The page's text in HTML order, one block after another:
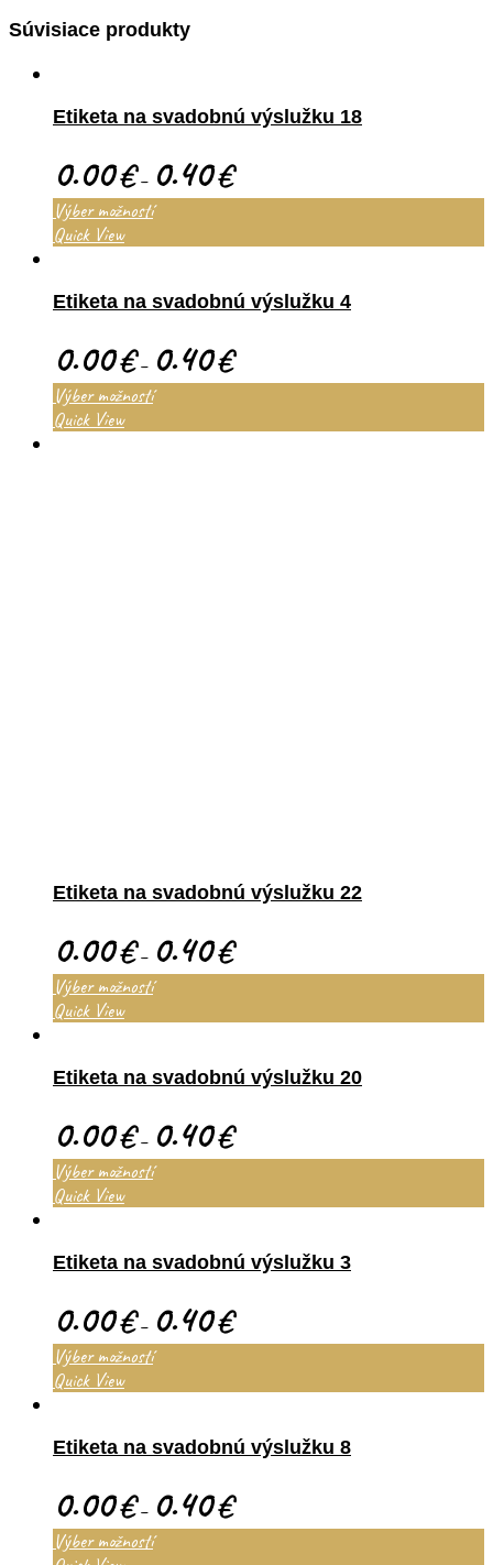
Súvisiace produkty
Etiketa na svadobnú výslužku 18
0.00€– 0.40€
Výber možností
Quick View
Etiketa na svadobnú výslužku 4
0.00€– 0.40€
Výber možností
Quick View
Etiketa na svadobnú výslužku 22
0.00€– 0.40€
Výber možností
Quick View
Etiketa na svadobnú výslužku 20
0.00€– 0.40€
Výber možností
Quick View
Etiketa na svadobnú výslužku 3
0.00€– 0.40€
Výber možností
Quick View
Etiketa na svadobnú výslužku 8
0.00€– 0.40€
Výber možností